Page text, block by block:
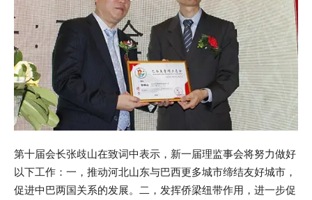
第十届会长张歧山在致词中表示，新一届理监事会将努力做好
以下工作：一，推动河北山东与巴西更多城市缔结友好城市，
促进中巴两国关系的发展。二，发挥侨梁纽带作用，进一步促